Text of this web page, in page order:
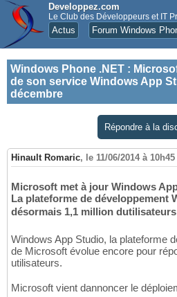
Developpez.com
Le Club des Développeurs et IT
Actus Forum Windows
Windows Phone .NET :
de son service Windows App
décembre
Répondre à la
Hinault Romaric, le 11/06/2014 à 10h45
Microsoft met à jour Windows
La plateforme de développement
désormais 1,1 million dutilisateurs
Windows App Studio, la plateforme
de Microsoft évolue encore pour
utilisateurs.
Microsoft vient dannoncer le